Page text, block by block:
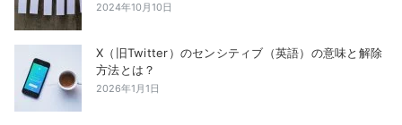
2024年10月10日
X（旧Twitter）のセンシティブ（英語）の意味と解除
方法とは？
2026年1月1日